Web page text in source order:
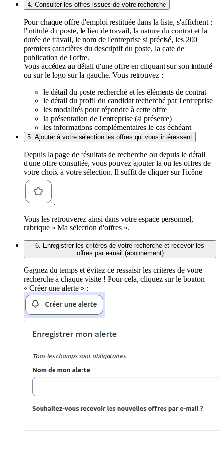
4. Consulter les offres issues de votre recherche
Pour chaque offre d'emploi restituée dans la liste, s'affichent :
l'intitulé du poste, le lieu de travail, la nature du contrat et la
durée de travail, le nom de l'entreprise si précisé, les 200
premiers caractères du descriptif du poste, la date de
publication de l'offre.
Vous accédez au détail d'une offre en cliquant sur son intitulé
ou sur le logo sur la gauche. Vous retrouvez :
le détail du poste recherché et les éléments de contrat
le détail du profil du candidat recherché par l'entreprise
les modalités pour répondre à cette offre
la présentation de l'entreprise (si présente)
les informations complémentaires le cas échéant
5. Ajouter à votre sélection les offres qui vous intéressent
Depuis la page de résultats de recherche ou depuis le détail
d'une offre consultée, vous pouvez ajouter la ou les offres de
votre choix à votre sélection. Il suffit de cliquer sur l'icône
.
Vous les retrouverez ainsi dans votre espace personnel,
rubrique « Ma sélection d'offres ».
6. Enregistrer les critères de votre recherche et recevoir les
offres par e-mail (abonnement)
Gagnez du temps et évitez de ressaisir les critères de votre
recherche à chaque visite ! Pour cela, cliquez sur le bouton
« Créer une alerte » :